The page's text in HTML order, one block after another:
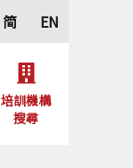
简 EN

培訓機構
搜尋